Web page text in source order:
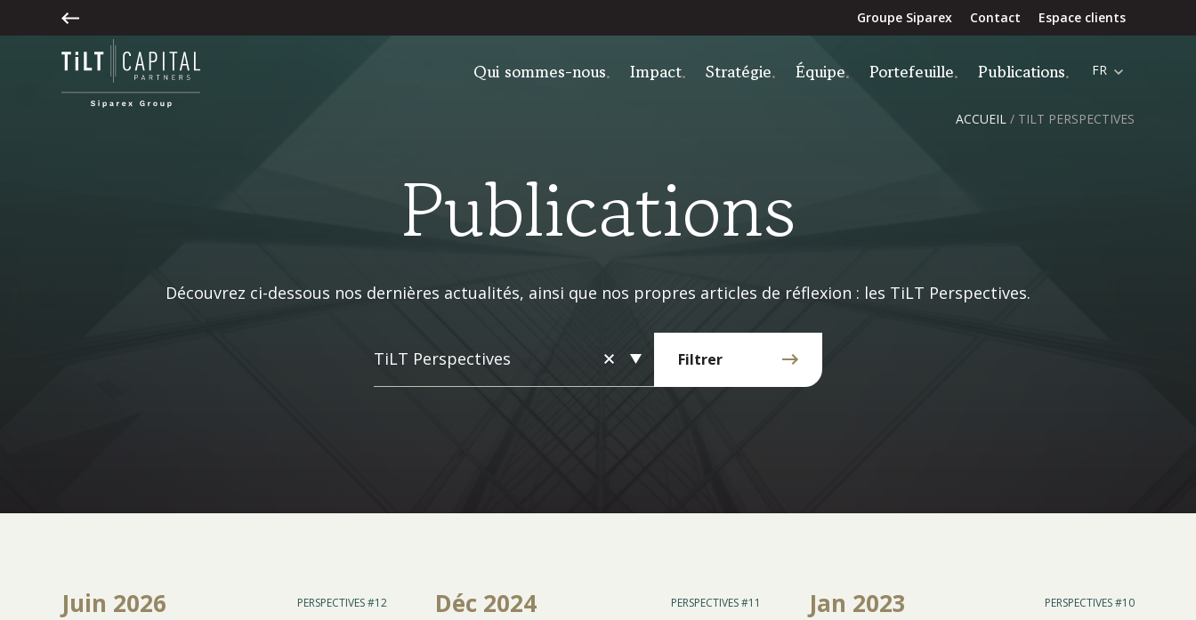
Groupe Siparex Contact Espace clients
Qui sommes-nous Impact Stratégie Équipe Portefeuille Publications FR
ACCUEIL / TILT PERSPECTIVES
Publications
Découvrez ci-dessous nos dernières actualités, ainsi que nos propres articles de réflexion : les TiLT Perspectives.
TiLT Perspectives Filtrer
Juin 2026 PERSPECTIVES #12 Déc 2024 PERSPECTIVES #11 Jan 2023 PERSPECTIVES #10